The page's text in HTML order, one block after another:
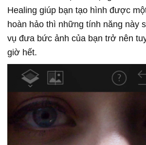
Healing giúp bạn tạo hình được
hoàn hảo thì những tính năng này
vụ đưa bức ảnh của bạn trở nên
giờ hết.